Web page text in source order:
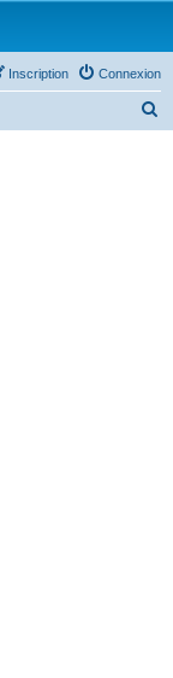
Connexion
Inscription